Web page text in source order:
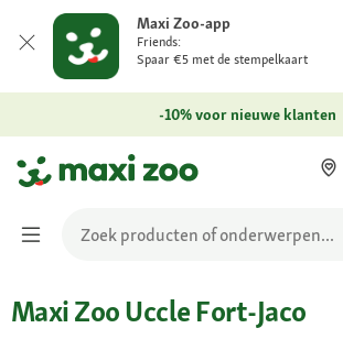
Maxi Zoo-app
Friends:
Spaar €5 met de stempelkaart
-10% voor nieuwe klanten
Maxi Zoo Uccle Fort-Jaco